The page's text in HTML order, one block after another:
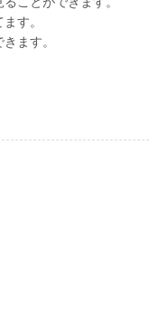
す。
ます。